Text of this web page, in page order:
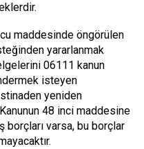
maddesinde öngörülen
yararlanmak
06111 kanun
isteyen
yeniden
Kanunun 48 inci maddesine
varsa, bu borçlar